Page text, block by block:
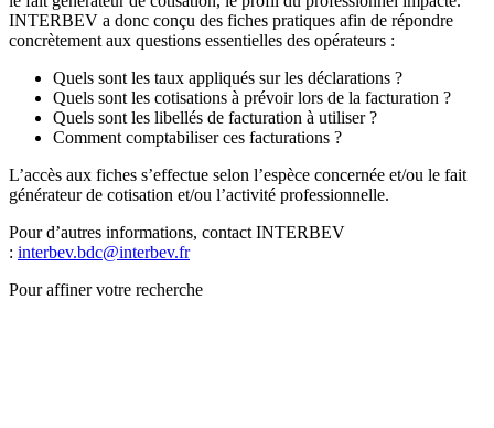
INTERBEV a donc conçu des fiches pratiques afin de répondre
concrètement aux questions essentielles des opérateurs :
Quels sont les taux appliqués sur les déclarations ?
Quels sont les cotisations à prévoir lors de la facturation ?
Quels sont les libellés de facturation à utiliser ?
Comment comptabiliser ces facturations ?
L’accès aux fiches s’effectue selon l’espèce concernée et/ou le fait
générateur de cotisation et/ou l’activité professionnelle.
Pour d’autres informations, contact INTERBEV
: interbev.bdc@interbev.fr
Pour affiner votre recherche